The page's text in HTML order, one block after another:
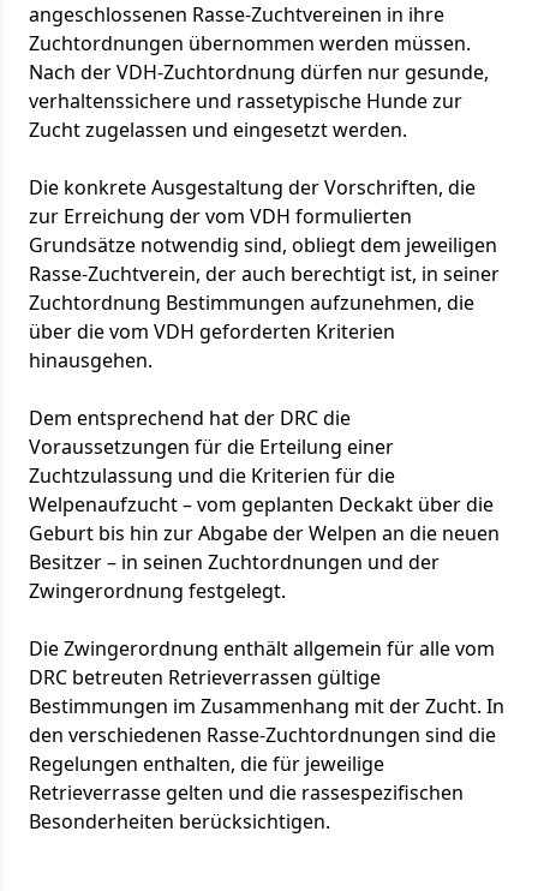
angeschlossenen Rasse-Zuchtvereinen in ihre
Zuchtordnungen übernommen werden müssen.
Nach der VDH-Zuchtordnung dürfen nur gesunde,
verhaltenssichere und rassetypische Hunde zur
Zucht zugelassen und eingesetzt werden.
Die konkrete Ausgestaltung der Vorschriften, die
zur Erreichung der vom VDH formulierten
Grundsätze notwendig sind, obliegt dem jeweiligen
Rasse-Zuchtverein, der auch berechtigt ist, in seiner
Zuchtordnung Bestimmungen aufzunehmen, die
über die vom VDH geforderten Kriterien
hinausgehen.
Dem entsprechend hat der DRC die
Voraussetzungen für die Erteilung einer
Zuchtzulassung und die Kriterien für die
Welpenaufzucht – vom geplanten Deckakt über die
Geburt bis hin zur Abgabe der Welpen an die neuen
Besitzer – in seinen Zuchtordnungen und der
Zwingerordnung festgelegt.
Die Zwingerordnung enthält allgemein für alle vom
DRC betreuten Retrieverrassen gültige
Bestimmungen im Zusammenhang mit der Zucht. In
den verschiedenen Rasse-Zuchtordnungen sind die
Regelungen enthalten, die für jeweilige
Retrieverrasse gelten und die rassespezifischen
Besonderheiten berücksichtigen.